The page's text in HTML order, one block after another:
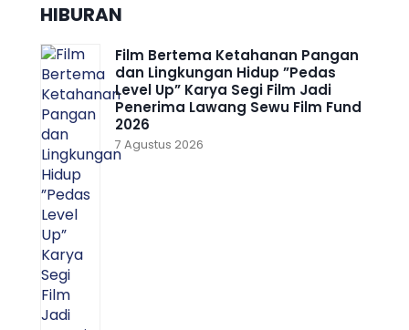
HIBURAN
Film Bertema Ketahanan Pangan
dan Lingkungan Hidup ”Pedas
Level Up” Karya Segi Film Jadi
Penerima Lawang Sewu Film Fund
2026
7 Agustus 2026